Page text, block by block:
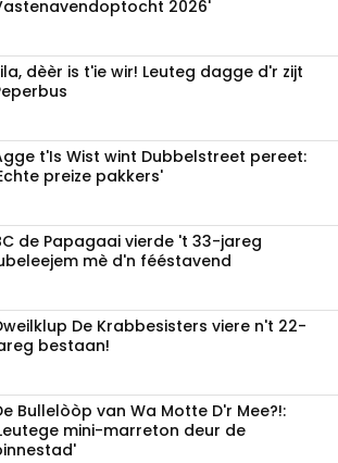
2026'
dèèr is t'ie wir! Leuteg dagge d'r zijt
t'Is Wist wint Dubbelstreet pereet:
preize pakkers'
de Papagaai vierde 't 33-jareg
mè d'n fééstavend
De Krabbesisters viere n't 22-
bestaan!
Bullelòòp van Wa Motte D'r Mee?!:
mini-marreton deur de